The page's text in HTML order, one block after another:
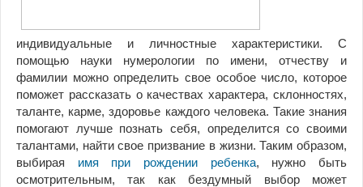
индивидуальные и личностные характеристики. С
помощью науки нумерологии по имени, отчеству и
фамилии можно определить свое особое число, которое
поможет рассказать о качествах характера, склонностях,
таланте, карме, здоровье каждого человека. Такие знания
помогают лучше познать себя, определится со своими
талантами, найти свое призвание в жизни. Таким образом,
выбирая имя при рождении ребенка, нужно быть
осмотрительным, так как бездумный выбор может